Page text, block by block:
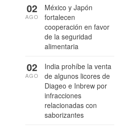
México y Japón
fortalecen
cooperación en favor
de la seguridad
alimentaria
02
AGO
India prohíbe la venta
de algunos licores de
Diageo e Inbrew por
infracciones
relacionadas con
saborizantes
02
AGO